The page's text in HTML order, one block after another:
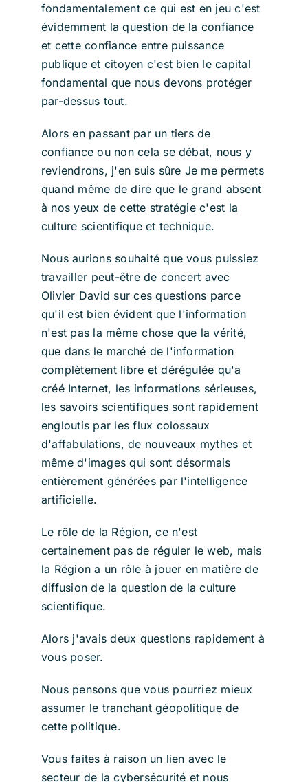
fondamentalement ce qui est en jeu c'est
évidemment la question de la confiance
et cette confiance entre puissance
publique et citoyen c'est bien le capital
fondamental que nous devons protéger
par-dessus tout.
Alors en passant par un tiers de
confiance ou non cela se débat, nous y
reviendrons, j'en suis sûre Je me permets
quand même de dire que le grand absent
à nos yeux de cette stratégie c'est la
culture scientifique et technique.
Nous aurions souhaité que vous puissiez
travailler peut-être de concert avec
Olivier David sur ces questions parce
qu'il est bien évident que l'information
n'est pas la même chose que la vérité,
que dans le marché de l'information
complètement libre et dérégulée qu'a
créé Internet, les informations sérieuses,
les savoirs scientifiques sont rapidement
engloutis par les flux colossaux
d'affabulations, de nouveaux mythes et
même d'images qui sont désormais
entièrement générées par l'intelligence
artificielle.
Le rôle de la Région, ce n'est
certainement pas de réguler le web, mais
la Région a un rôle à jouer en matière de
diffusion de la question de la culture
scientifique.
Alors j'avais deux questions rapidement à
vous poser.
Nous pensons que vous pourriez mieux
assumer le tranchant géopolitique de
cette politique.
Vous faites à raison un lien avec le
secteur de la cybersécurité et nous